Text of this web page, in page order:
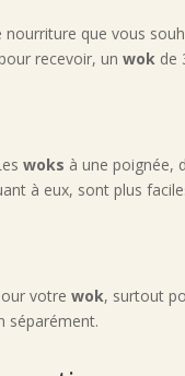
nourriture que vous
recevoir, unwok de
woks à une poignée,
à eux, sont plus
votrewok, surtout
séparément.